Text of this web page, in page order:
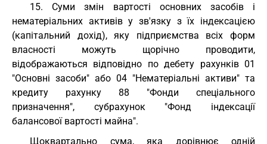
15. Суми змін вартості основних засобів і
нематеріальних активів у зв'язку з їх індексацією
(капітальний дохід), яку підприємства всіх форм
власності можуть щорічно проводити,
відображаються відповідно по дебету рахунків 01
"Основні засоби" або 04 "Нематеріальні активи" та
кредиту рахунку 88 "Фонди спеціального
призначення", субрахунок "Фонд індексації
балансової вартості майна".
Щоквартально сума, яка дорівнює одній